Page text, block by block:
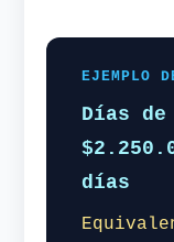
EJEMPLO
Días
días